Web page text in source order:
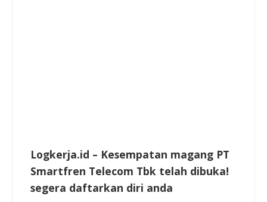
Logkerja.id – Kesempatan magang PT
Smartfren Telecom Tbk telah dibuka!
segera daftarkan diri anda